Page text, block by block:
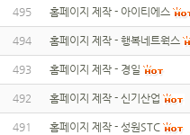
495 홈페이지 제작 - 아이티에스
494 홈페이지 제작 - 행복네트웍스
493 홈페이지 제작 - 경일
492 홈페이지 제작 - 신기산업
491 홈페이지 제작 - 성원STC